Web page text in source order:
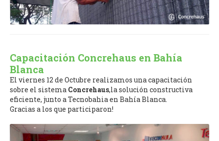
Capacitación Concrehaus en Bahía
Blanca
El viernes 12 de Octubre realizamos una capacitación
sobre el sistema Concrehaus,la solución constructiva
eficiente, junto a Tecnobahia en Bahía Blanca.
Gracias a los que participaron!